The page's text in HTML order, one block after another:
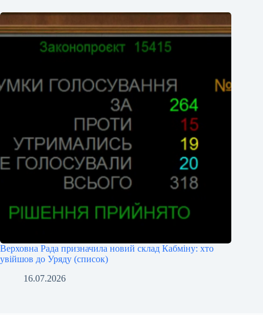
Верховна Рада призначила новий склад Кабміну: хто
увійшов до Уряду (список)
16.07.2026